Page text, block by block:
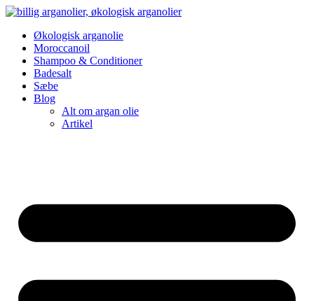
Videre
indholdØkologisk arganolie
Moroccanoil
Shampoo & Conditioner
Badesalt
Sæbe
Blog
Alt om argan olie
Artikel